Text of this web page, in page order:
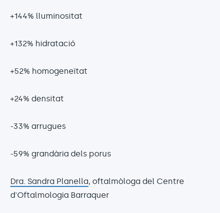
+144% lluminositat
+132% hidratació
+52% homogeneïtat
+24% densitat
-33% arrugues
-59% grandària dels porus
Dra. Sandra Planella, oftalmòloga del Centre
d'Oftalmologia Barraquer